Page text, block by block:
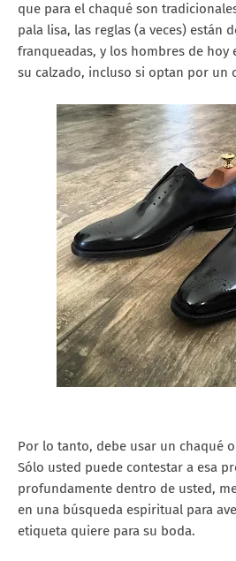
que para el chaqué son
pala lisa, las reglas (a veces) están
franqueadas, y los hombres de hoy
su calzado, incluso si optan por un
Por lo tanto, debe usar un chaqué
Sólo usted puede contestar a esa
profundamente dentro de usted,
en una búsqueda espiritual para
etiqueta quiere para su boda.